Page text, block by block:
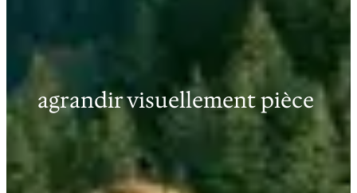
agrandir visuellement pièce